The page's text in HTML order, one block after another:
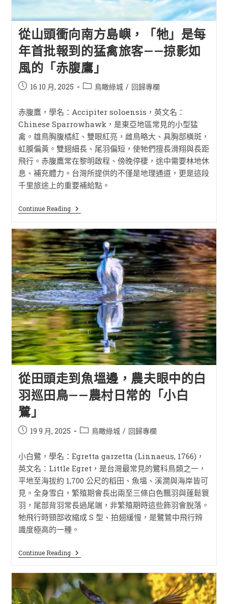
從山頭衝向南方島嶼，「牠」是每
年首批報到的猛禽旅客——掠影如
風的「赤腹鷹」
16 10 月, 2025 鳥瞰綠城 / 回歸專欄
赤腹鷹，學名：Accipiter soloensis，英文名：
Chinese Sparrowhawk，是東亞地區常見的小型猛
禽。雄鳥胸腹橘紅、雙眼紅亮，雌鳥略大、具胸部橫斑，
虹膜偏黃。雙翅細長、尾羽偏短，使牠們擅長滑翔與長距
飛行。赤腹鷹常在黎明啟程、傍晚停棲，途中需要林地休
息、補充體力。台灣所提供的不僅是地理通道，更是這段
千里旅途上的重要補給點。
Continue Reading
從田頭走到魚塭邊，農夫眼中的白
羽巡田鳥——農村日常的「小白
鷺」
19 9 月, 2025 鳥瞰綠城 / 回歸專欄
小白鷺，學名：Egretta garzetta (Linnaeus, 1766)，
英文名：Little Egret，是台灣最常見的鷺科鳥類之一，
平地至海拔約 1,700 公尺的稻田、魚塭、溪澗與海岸皆可
見。全身雪白，繁殖期會長出兩至三條白色飄羽與蓬鬆簑
羽，尾部背羽常長過尾端，非繁殖期時這些飾羽會脫落。
牠飛行時頸部收縮成 S 型、拍翅緩慢，是鷺鷥中飛行辨
識度極高的一種。
Continue Reading